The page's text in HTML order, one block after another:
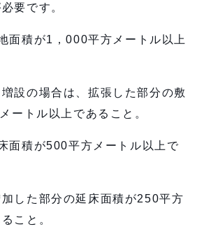
要です。
面積が1，000平方メートル以上
設の場合は、拡張した部分の敷
ートル以上であること。
面積が500平方メートル以上で
した部分の延床面積が250平方
こと。